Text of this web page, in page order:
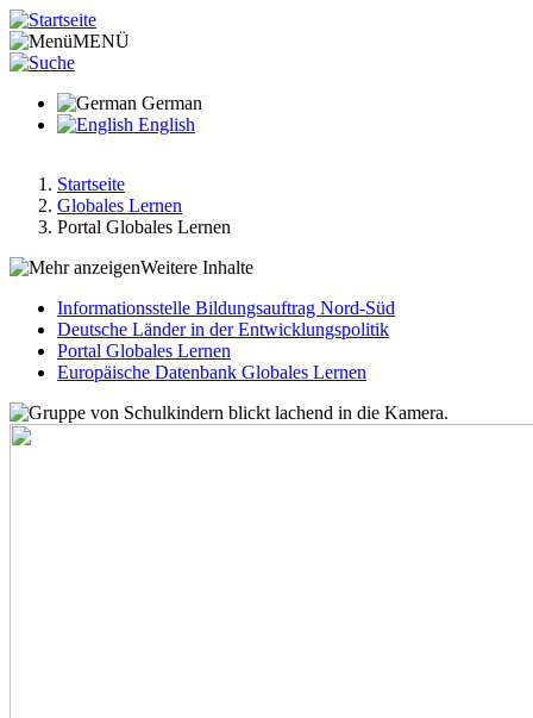
Direkt
zum
Inhalt
MENÜ
German
English
Pfadnavigation
Startseite
Globales Lernen
Portal Globales Lernen
Weitere Inhalte
Hauptnavigation-
deepest
Informationsstelle Bildungsauftrag Nord-Süd
Deutsche Länder in der Entwicklungspolitik
Portal Globales Lernen
Europäische Datenbank Globales Lernen